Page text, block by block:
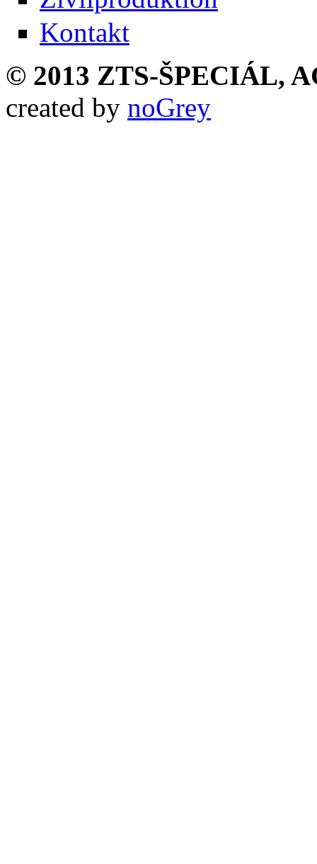
Kontakt
© 2013 ZTS-ŠPECIÁL,
created by noGrey